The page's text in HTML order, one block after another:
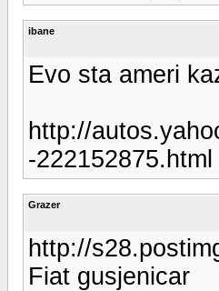
ibane
Evo sta ameri
http://
-222152875.html
Grazer
http://
Fiat gusjenicar